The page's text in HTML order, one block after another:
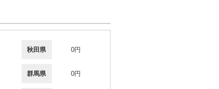
秋田県 0円
群馬県 0円